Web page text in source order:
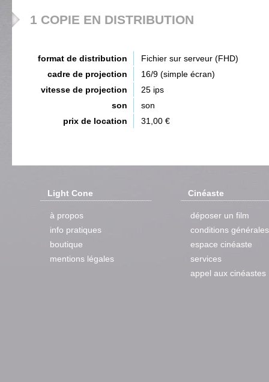
1 COPIE EN DISTRIBUTION
format de distribution
Fichier sur serveur (FHD)
cadre de projection
16/9 (simple écran)
vitesse de projection
25 ips
son
son
prix de location
31,00 €
Light Cone
à propos
info pratiques
boutique
mentions légales
Cinéaste
déposer un film
conditions générales
espace cinéaste
services
appel aux cinéastes